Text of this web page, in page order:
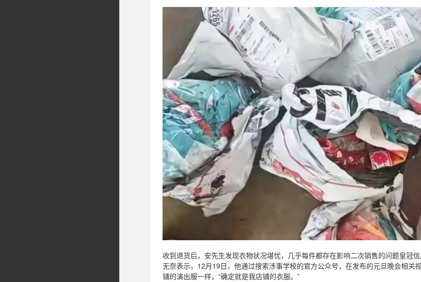
收到退货后，安先生发现衣物状况堪忧，几乎每件都存在影响二次销售的问题皇冠
无奈表示，12月19日，他通过搜索涉事学校的官方公众号，在发布的元旦晚会相
铺的演出服一样，“确定就是我店铺的衣服。”